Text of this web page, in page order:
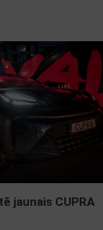
jaunais CUPRA